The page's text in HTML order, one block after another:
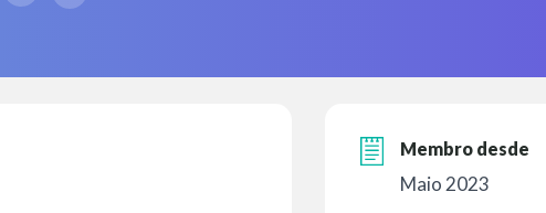
Membro desde
Maio 2023